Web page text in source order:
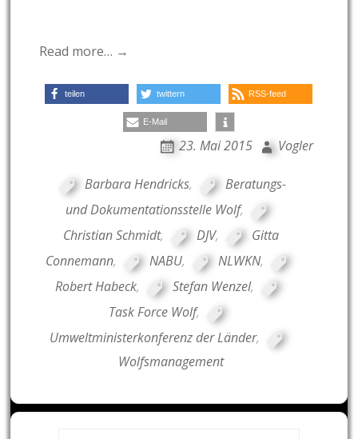
Read more… →
teilen twittern RSS-feed
E-Mail
23. Mai 2015 Vogler
Barbara Hendricks,
Beratungs-
und Dokumentationsstelle Wolf,
Christian Schmidt, DJV,
Gitta
Connemann, NABU, NLWKN,
Robert Habeck, Stefan Wenzel,
Task Force Wolf,
Umweltministerkonferenz der Länder,
Wolfsmanagement